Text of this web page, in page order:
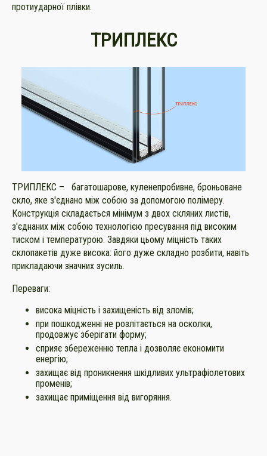
протиударної плівки.
ТРИПЛЕКС
ТРИПЛЕКС – багатошарове, куленепробивне, броньоване
скло, яке з'єднано між собою за допомогою полімеру.
Конструкція складається мінімум з двох скляних листів,
з'єднаних між собою технологією пресування під високим
тиском і температурою. Завдяки цьому міцність таких
склопакетів дуже висока: його дуже складно розбити, навіть
прикладаючи значних зусиль.
Переваги:
висока міцність і захищеність від зломів;
при пошкодженні не розлітається на осколки,
продовжує зберігати форму;
сприяє збереженню тепла і дозволяє економити
енергію;
захищає від проникнення шкідливих ультрафіолетових
променів;
захищає приміщення від вигоряння.